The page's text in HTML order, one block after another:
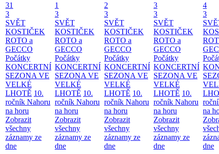
31
3
SVĚT
KOSTIČEK
ROTO a
GECCO
Počátky
KONCERTNÍ
SEZONA VE
VELKÉ
LHOTĚ 10.
ročník Nahoru
na horu
Zobrazit
všechny
záznamy ze
dne
1
3
SVĚT
KOSTIČEK
ROTO a
GECCO
Počátky
KONCERTNÍ
SEZONA VE
VELKÉ
LHOTĚ 10.
ročník Nahoru
na horu
Zobrazit
všechny
záznamy ze
dne
2
3
SVĚT
KOSTIČEK
ROTO a
GECCO
Počátky
KONCERTNÍ
SEZONA VE
VELKÉ
LHOTĚ 10.
ročník Nahoru
na horu
Zobrazit
všechny
záznamy ze
dne
3
3
SVĚT
KOSTIČEK
ROTO a
GECCO
Počátky
KONCERTNÍ
SEZONA VE
VELKÉ
LHOTĚ 10.
ročník Nahoru
na horu
Zobrazit
všechny
záznamy ze
dne
4
3
na
dne